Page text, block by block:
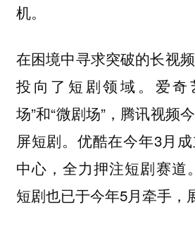
机。
在困境中寻求突破的长视
投向了短剧领域。 爱奇
场”和“微剧场”，腾讯视频
屏短剧。优酷在今年3月
中心，全力押注短剧赛道
短剧也已于今年5月牵手，